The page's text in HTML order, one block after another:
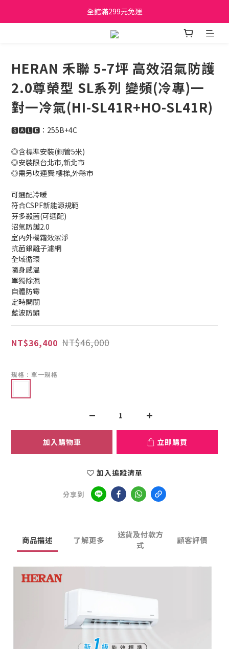
日立家電、國際牌 原廠管制價格 私訊優惠價
全館滿299元免運
日立家電、國際牌 原廠管制價格 私訊優惠價
HERAN 禾聯 5-7坪 高效沼氣防護
2.0尊榮型 SL系列 變頻(冷專)一
對一冷氣(HI-SL41R+HO-SL41R)
🆂🅰🅻🅴：255B+4C
◎含標準安裝(銅管5米)
◎安裝限台北市,新北市
◎需另收運費:樓梯,外縣市
可選配冷暖
符合CSPF新能源規範
芬多殺菌(可選配)
沼氣防護2.0
室內外機霜效潔淨
抗菌銀離子濾網
全域循環
隨身感溫
單獨除濕
自體防霉
定時開關
藍波防鏽
NT$36,400 NT$46,000
規格 : 單一規格
加入購物車 立即購買
加入追蹤清單
分享到
商品描述 了解更多
送貨及付款方
式
顧客評價